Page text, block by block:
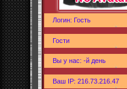
Логин: Гость
Гости
Вы у нас: -й день
Ваш IP: 216.73.216.47